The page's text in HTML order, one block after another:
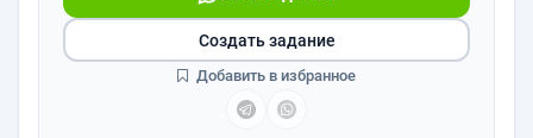
Создать задание
Добавить в избранное